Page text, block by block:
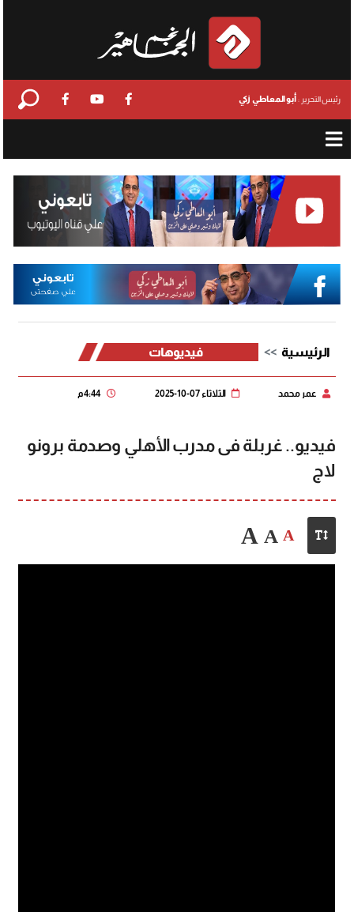
رئيس التحرير : أبو المعاطي زكي
الرئيسية فيديوهات
عمر محمد الثلاثاء 07-10-2025 4:44 م
فيديو.. غربلة فى مدرب الأهلي وصدمة برونو
لاج
A
A
A